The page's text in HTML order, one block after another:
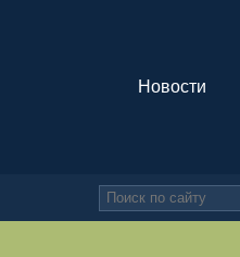
Новости